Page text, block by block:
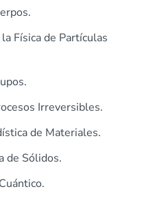
Física de Partículas
Irreversibles.
de Materiales.
de Sólidos.